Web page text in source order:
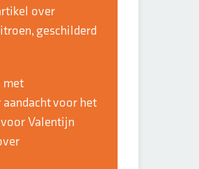
over
geschilderd
met
voor het
Valentijn